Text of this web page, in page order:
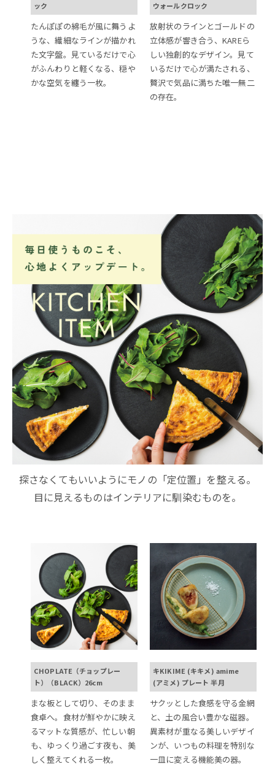
ック
たんぽぽの綿毛が風に舞うよ
うな、繊細なラインが描かれ
た文字盤。見ているだけで心
がふんわりと軽くなる、穏や
かな空気を纏う一枚。
ウォールクロック
放射状のラインとゴールドの
立体感が響き合う、KAREら
しい独創的なデザイン。見て
いるだけで心が満たされる、
贅沢で気品に満ちた唯一無二
の存在。
探さなくてもいいようにモノの「定位置」を整える。
目に見えるものはインテリアに馴染むものを。
CHOPLATE（チョップレー
ト）（BLACK）26cm
まな板として切り、そのまま
食卓へ。食材が鮮やかに映え
るマットな質感が、忙しい朝
も、ゆっくり過ごす夜も、美
しく整えてくれる一枚。
キKIKIME (キキメ) amime
(アミメ) プレート 半月
サクッとした食感を守る金網
と、土の風合い豊かな磁器。
異素材が重なる美しいデザイ
ンが、いつもの料理を特別な
一皿に変える機能美の器。